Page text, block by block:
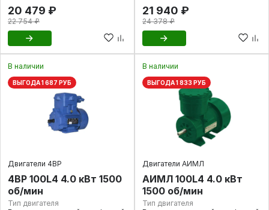
20 479 ₽
22 754 ₽
21 940 ₽
24 378 ₽
В наличии
ВЫГОДА 1 687 РУБ
Двигатели 4ВР
4ВР 100L4 4.0 кВт 1500
об/мин
Тип двигателя
В наличии
ВЫГОДА 1 833 РУБ
Двигатели АИМЛ
АИМЛ 100L4 4.0 кВт
1500 об/мин
Тип двигателя